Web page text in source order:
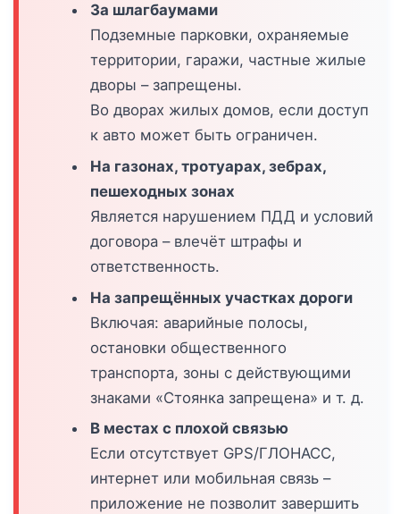
За шлагбаумами
Подземные парковки, охраняемые
территории, гаражи, частные жилые
дворы – запрещены.
Во дворах жилых домов, если доступ
к авто может быть ограничен.
На газонах, тротуарах, зебрах,
пешеходных зонах
Является нарушением ПДД и условий
договора – влечёт штрафы и
ответственность.
На запрещённых участках дороги
Включая: аварийные полосы,
остановки общественного
транспорта, зоны с действующими
знаками «Стоянка запрещена» и т. д.
В местах с плохой связью
Если отсутствует GPS/ГЛОНАСС,
интернет или мобильная связь –
приложение не позволит завершить